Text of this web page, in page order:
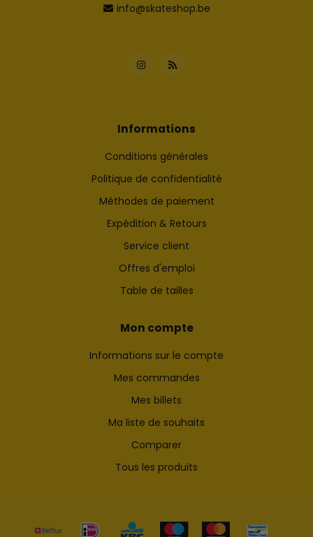
info@skateshop.be
Informations
Conditions générales
Politique de confidentialité
Méthodes de paiement
Expédition & Retours
Service client
Offres d'emploi
Table de tailles
Mon compte
Informations sur le compte
Mes commandes
Mes billets
Ma liste de souhaits
Comparer
Tous les produits